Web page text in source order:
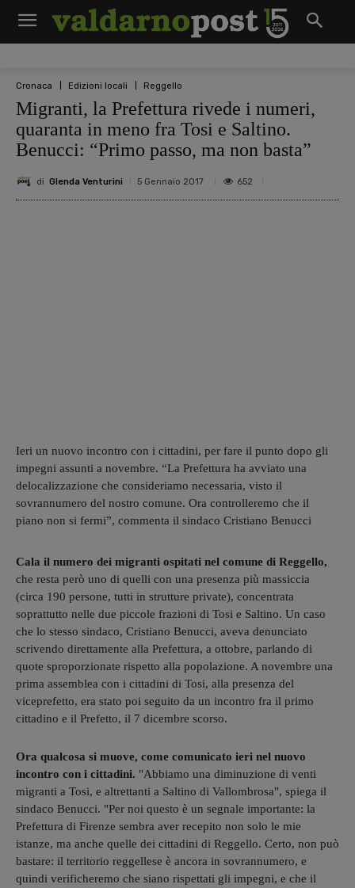
Cronaca Edizioni locali Reggello
Migranti, la Prefettura rivede i numeri,
quaranta in meno fra Tosi e Saltino.
Benucci: “Primo passo, ma non basta”
di Glenda Venturini 5 Gennaio 2017 652
Ieri un nuovo incontro con i cittadini, per fare il punto dopo gli
impegni assunti a novembre. “La Prefettura ha avviato una
delocalizzazione che consideriamo necessaria, visto il
sovrannumero del nostro comune. Ora controlleremo che il
piano non si fermi”, commenta il sindaco Cristiano Benucci
Cala il numero dei migranti ospitati nel comune di Reggello,
che resta però uno di quelli con una presenza più massiccia
(circa 190 persone, tutti in strutture private), concentrata
soprattutto nelle due piccole frazioni di Tosi e Saltino. Un caso
che lo stesso sindaco, Cristiano Benucci, aveva denunciato
scrivendo direttamente alla Prefettura, a ottobre, parlando di
quote sproporzionate rispetto alla popolazione. A novembre una
prima assemblea con i cittadini di Tosi, alla presenza del
viceprefetto, era stato poi seguito da un incontro fra il primo
cittadino e il Prefetto, il 7 dicembre scorso.
Ora qualcosa si muove, come comunicato ieri nel nuovo
incontro con i cittadini. "Abbiamo una diminuzione di venti
migranti a Tosi, e altrettanti a Saltino di Vallombrosa", spiega il
sindaco Benucci. "Per noi questo è un segnale importante: la
Prefettura di Firenze sembra aver recepito non solo le mie
istanze, ma anche quelle dei cittadini di Reggello. Certo, non può
bastare: il territorio reggellese è ancora in sovrannumero, e
quindi verificheremo che siano rispettati gli impegni, e che il